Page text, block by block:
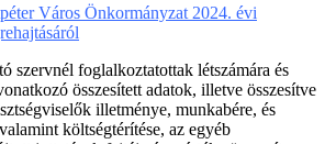
Város Önkormányzat 2024. évi
szervnél foglalkoztatottak létszámára és
összesített adatok, illetve összesítve
illetménye, munkabére, és
költségtérítése, az egyéb